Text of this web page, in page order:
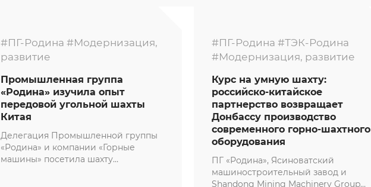
#ПГ-Родина #Модернизация,
развитие
Промышленная группа
«Родина» изучила опыт
передовой угольной шахты
Китая
Делегация Промышленной группы
«Родина» и компании «Горные
машины» посетила шахту
#ПГ-Родина #ТЭК-Родина
#Модернизация, развитие
Курс на умную шахту:
российско-китайское
партнерство возвращает
Донбассу производство
современного горно-шахтного
оборудования
ПГ «Родина», Ясиноватский
машиностроительный завод и
Shandong Mining Machinery Group